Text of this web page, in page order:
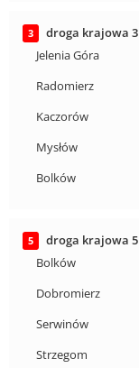
3
droga krajowa 3
Jelenia Góra
Radomierz
Kaczorów
Mysłów
Bolków
5
droga krajowa 5
Bolków
Dobromierz
Serwinów
Strzegom